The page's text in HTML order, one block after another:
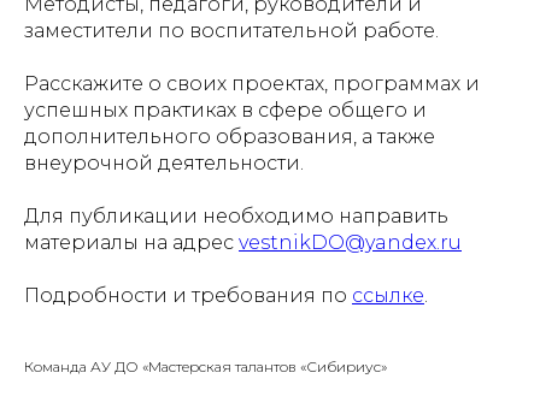
заместители по воспитательной работе.
Расскажите о своих проектах, программах и
успешных практиках в сфере общего и
дополнительного образования, а также
внеурочной деятельности.
Для публикации необходимо направить
материалы на адрес vestnikDO@yandex.ru
Подробности и требования по ссылке
Команда АУ ДО «Мастерская талантов «Сибириус»